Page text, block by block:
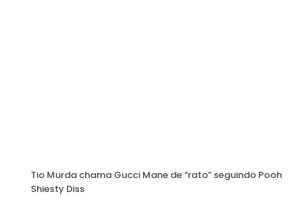
Tio Murda chama Gucci Mane de “rato” seguindo Pooh
Shiesty Diss